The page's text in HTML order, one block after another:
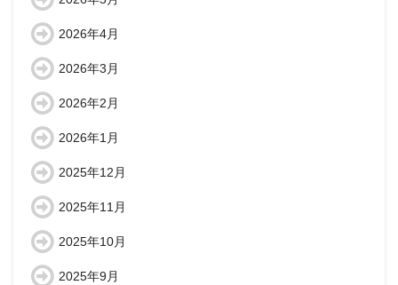
2026年4月
2026年3月
2026年2月
2026年1月
2025年12月
2025年11月
2025年10月
2025年9月